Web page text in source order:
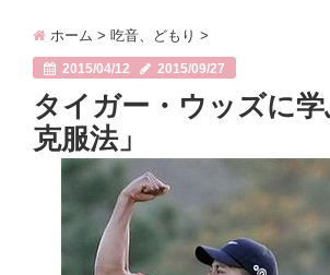
YouTubeチャンネル
「吃音克服」物語
記事一覧
Close
ホーム > 吃音、どもり >
2015/04/12 2015/09/27
タイガー・ウッズに
克服法」